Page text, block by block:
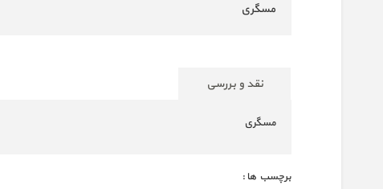
مسگری
نقد و بررسی
مسگری
برچسب ها :